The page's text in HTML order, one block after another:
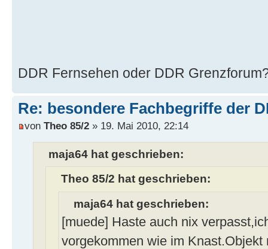
DDR Fernsehen oder DDR
Re: besondere Fachbegriffe der
von Theo 85/2 » 19. Mai 2010, 22:14
maja64 hat geschrieben:
Theo 85/2 hat geschrieben:
maja64 hat geschrieben:
[muede] Haste auch nix
vorgekommen wie im Knast.Objekt